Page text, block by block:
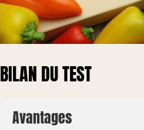
BILAN DU TEST
Avantages